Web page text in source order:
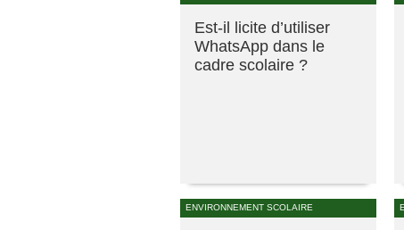
Est-il licite d’utiliser
WhatsApp dans le
cadre scolaire ?
ENVIRONNEMENT SCOLAIRE